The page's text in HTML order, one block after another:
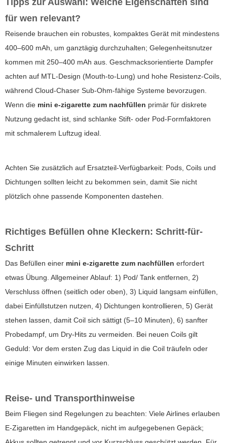
für wen relevant?
Reisende brauchen ein robustes, kompaktes Gerät mit mindestens
400–600 mAh, um ganztägig durchzuhalten; Gelegenheitsnutzer
kommen mit 250–400 mAh aus. Geschmacksorientierte Dampfer
achten auf MTL-Design (Mouth-to-Lung) und hohe Resistenz-Coils,
während Cloud-Chaser Sub-Ohm-fähige Systeme bevorzugen.
Wenn die mini e-zigarette zum nachfüllen primär für diskrete
Nutzung gedacht ist, sind schlanke Stift- oder Pod-Formfaktoren
mit schmalerem Luftzug ideal.
Achten Sie zusätzlich auf Ersatzteil-Verfügbarkeit: Pods, Coils und
Dichtungen sollten leicht zu bekommen sein, damit Sie nicht
plötzlich ohne passende Komponenten dastehen.
Richtiges Befüllen ohne Kleckern: Schritt-für-
Schritt
Das Befüllen einer mini e-zigarette zum nachfüllen erfordert
etwas Übung. Allgemeiner Ablauf: 1) Pod/ Tank entfernen, 2)
Verschluss öffnen (seitlich oder oben), 3) Liquid langsam einfüllen,
dabei Einfüllstutzen nutzen, 4) Dichtungen kontrollieren, 5) Gerät
stehen lassen, damit Coil sich sättigt (5–10 Minuten), 6) sanfter
Probedampf, um Dry-Hits zu vermeiden. Bei neuen Coils gilt
Geduld: Vor dem ersten Zug das Liquid in die Coil träufeln oder
einige Minuten einwirken lassen.
Reise- und Transporthinweise
Beim Fliegen sind Regelungen zu beachten: Viele Airlines erlauben
E-Zigaretten im Handgepäck, nicht im aufgegebenen Gepäck;